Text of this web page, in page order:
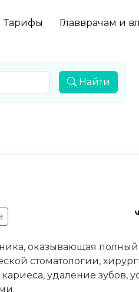
Тарифы Главврачам и
Найти
оказывающая полный
стоматологии,
удаление зубов,